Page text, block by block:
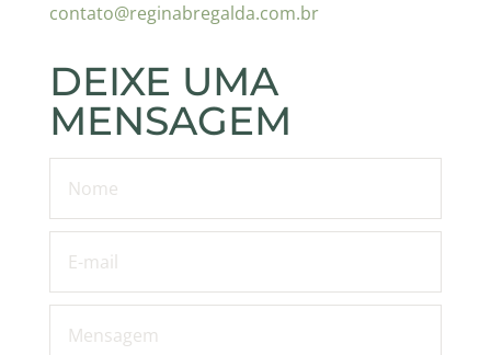
contato@reginabregalda.com.br
DEIXE UMA
MENSAGEM